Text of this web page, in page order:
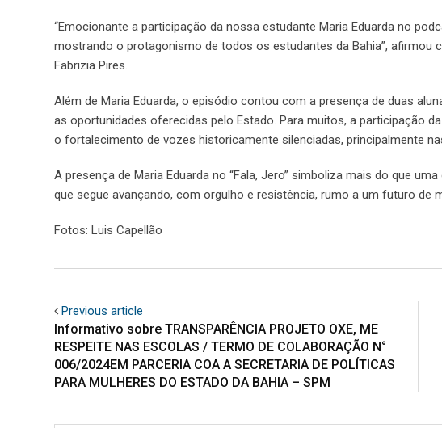
“Emocionante a participação da nossa estudante Maria Eduarda no
mostrando o protagonismo de todos os estudantes da Bahia”, afirmou
Fabrizia Pires.
Além de Maria Eduarda, o episódio contou com a presença de duas
as oportunidades oferecidas pelo Estado. Para muitos, a participação
o fortalecimento de vozes historicamente silenciadas, principalmente
A presença de Maria Eduarda no “Fala, Jero” simboliza mais do que
que segue avançando, com orgulho e resistência, rumo a um futuro de
Fotos: Luis Capellão
Previous article
Informativo sobre TRANSPARÊNCIA PROJETO OXE, ME
RESPEITE NAS ESCOLAS / TERMO DE COLABORAÇÃO N°
006/2024EM PARCERIA COA A SECRETARIA DE POLÍTICAS
PARA MULHERES DO ESTADO DA BAHIA – SPM